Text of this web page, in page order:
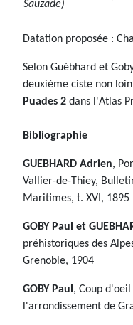
Sauzade)
Datation proposée :
Selon Guébhard et
deuxième ciste non
Puades 2 dans l'Atlas
Bibliographie
GUEBHARD Adrien,
Vallier-de-Thiey,
Maritimes, t. XVI, 1895
GOBY Paul et
préhistoriques des
Grenoble, 1904
GOBY Paul, Coup
l'arrondissement de